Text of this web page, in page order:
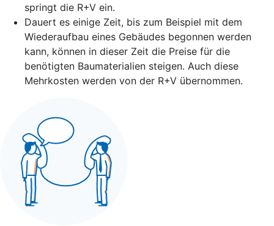
springt die R+V ein.
Dauert es einige Zeit, bis zum Beispiel mit dem
Wiederaufbau eines Gebäudes begonnen werden
kann, können in dieser Zeit die Preise für die
benötigten Baumaterialien steigen. Auch diese
Mehrkosten werden von der R+V übernommen.